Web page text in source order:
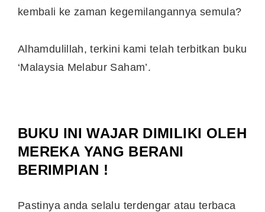
kembali ke zaman kegemilangannya semula?
Alhamdulillah, terkini kami telah terbitkan buku
‘Malaysia Melabur Saham’.
BUKU INI WAJAR DIMILIKI OLEH
MEREKA YANG BERANI
BERIMPIAN !
Pastinya anda selalu terdengar atau terbaca